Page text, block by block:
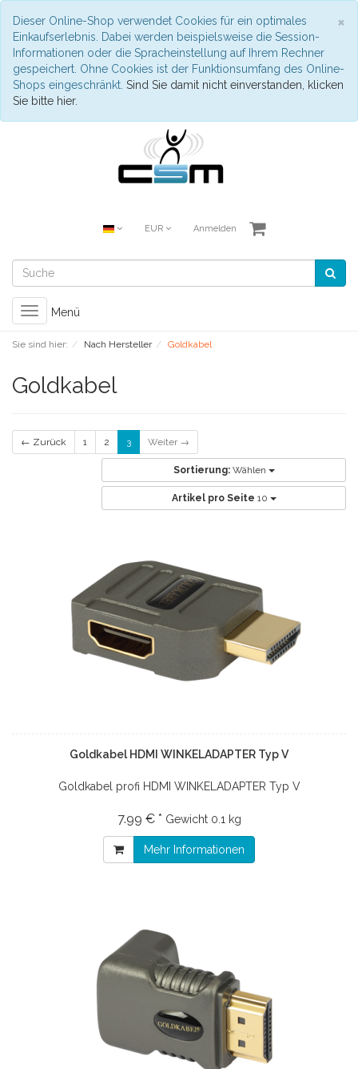
×
Dieser Online-Shop verwendet Cookies für ein optimales
Einkaufserlebnis. Dabei werden beispielsweise die Session-
Informationen oder die Spracheinstellung auf Ihrem Rechner
gespeichert. Ohne Cookies ist der Funktionsumfang des Online-
Shops eingeschränkt. Sind Sie damit nicht einverstanden, klicken
Sie bitte hier.
EUR Anmelden
Toggle
navigation
Menü
Sie sind hier: Nach Hersteller Goldkabel
Goldkabel
← Zurück 1 2 3 Weiter →
Sortierung: Wählen
Artikel pro Seite 10
Goldkabel HDMI WINKELADAPTER Typ V
Goldkabel profi HDMI WINKELADAPTER Typ V
7.99 € * Gewicht 0.1 kg
Mehr Informationen